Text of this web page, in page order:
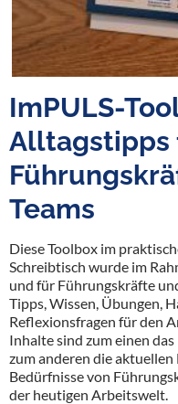
ImPULS-
Alltagstipps
Teams
Diese Toolbox im
Schreibtisch wurde im
und für Führungskräfte
Tipps, Wissen, Übungen,
Reflexionsfragen für den
Inhalte sind zum einen
zum anderen die
Bedürfnisse von
der heutigen Arbeitswelt.